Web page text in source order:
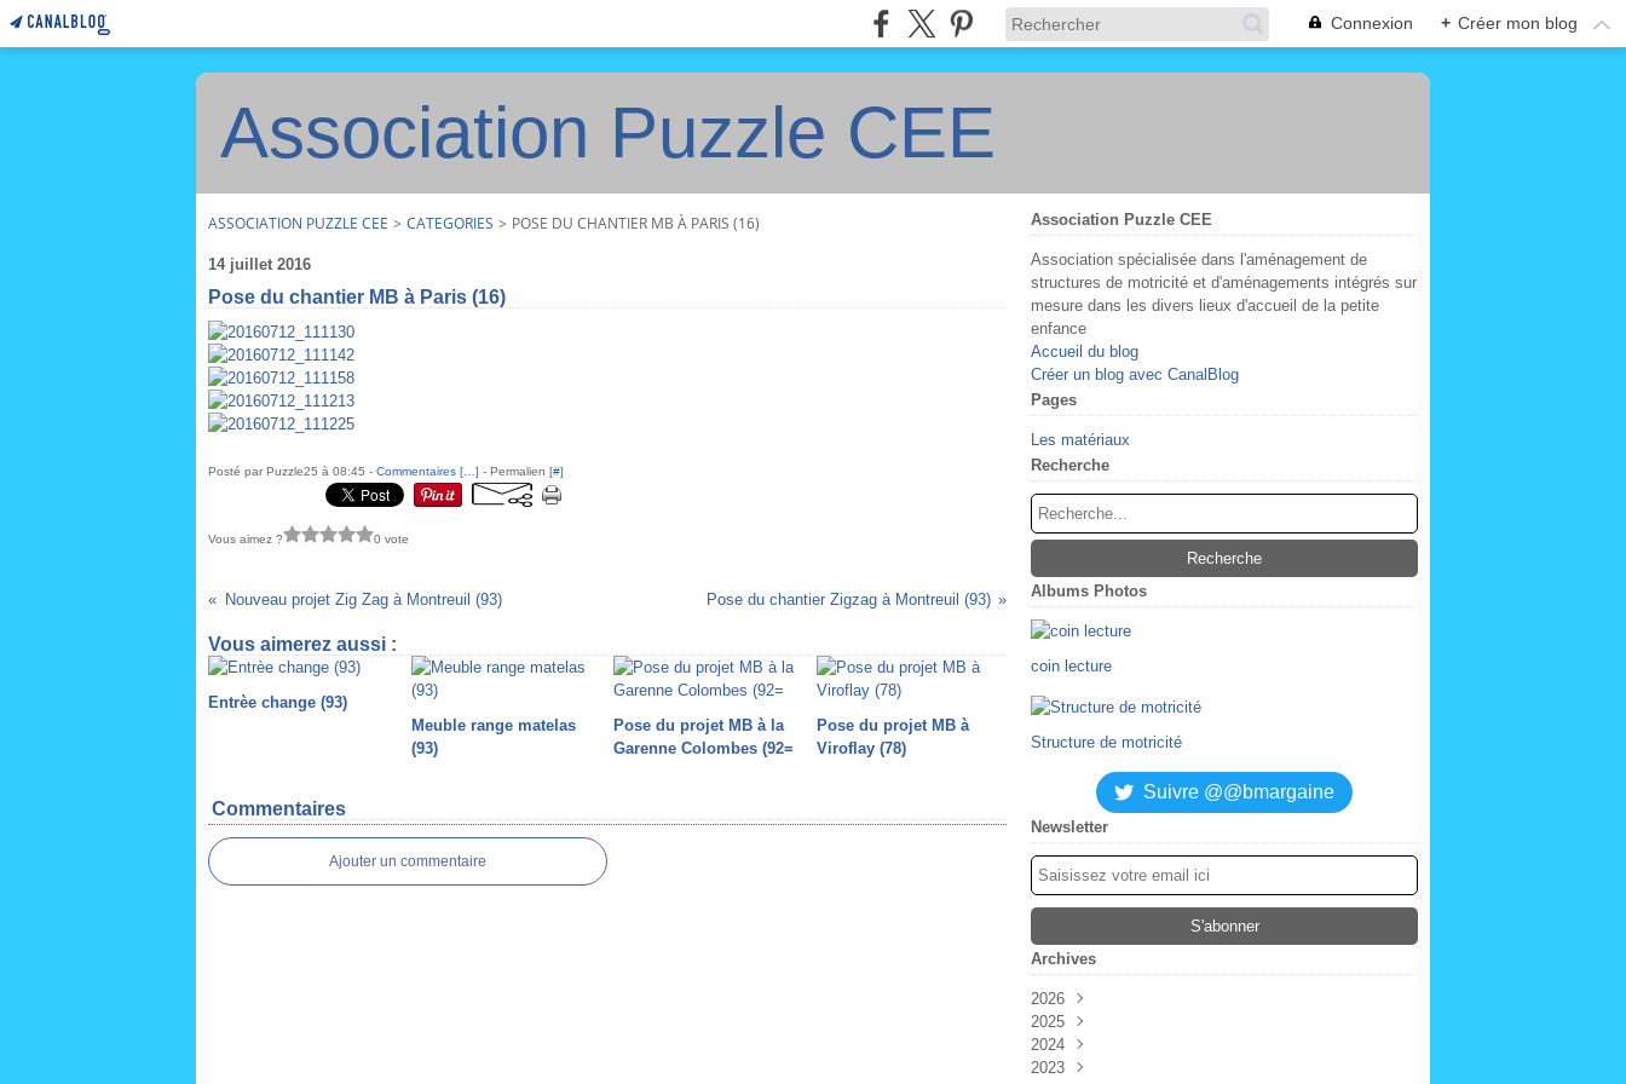
Connexion + Créer mon blog
Association Puzzle CEE
ASSOCIATION PUZZLE CEE > CATEGORIES > POSE DU CHANTIER MB À PARIS (16)
14 juillet 2016
Pose du chantier MB à Paris (16)
Posté par Puzzle25 à 08:45 - Commentaires [ ] - Permalien [#]
Vous aimez ? 0 vote
Nouveau projet Zig Zag à Montreuil (93) Pose du chantier Zigzag à Montreuil (93)
Vous aimerez aussi :
Entrèe change (93)
Meuble range matelas
(93)
Pose du projet MB à la
Garenne Colombes (92=
Pose du projet MB à
Viroflay (78)
Commentaires
Ajouter un commentaire
Association Puzzle CEE
Association spécialisée dans l'aménagement de
structures de motricité et d'aménagements intégrés sur
mesure dans les divers lieux d'accueil de la petite
enfance
Accueil du blog
Créer un blog avec CanalBlog
Pages
Les matériaux
Recherche
Albums Photos
coin lecture
Structure de motricité
Suivre @@bmargaine
Newsletter
Archives
2026
Février
2025
Octobre
Septembre
2024
Décembre
2023